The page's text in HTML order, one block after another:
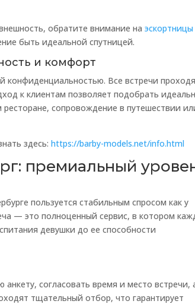
обратите внимание наэскортницы
быть идеальной спутницей.
и комфорт
конфиденциальностью. Все встречи
к клиентам позволяет подобрать
сопровождение в путешествии
здесь:https://barby-models.net/info.html
премиальный
пользуется стабильным спросом как у
— это полноценный сервис, в котором
девушки до ее способности
согласовать время и место встречи,
тщательный отбор, что гарантирует